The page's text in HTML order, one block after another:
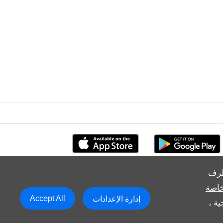
،
إدارة الإعدادات Accept All